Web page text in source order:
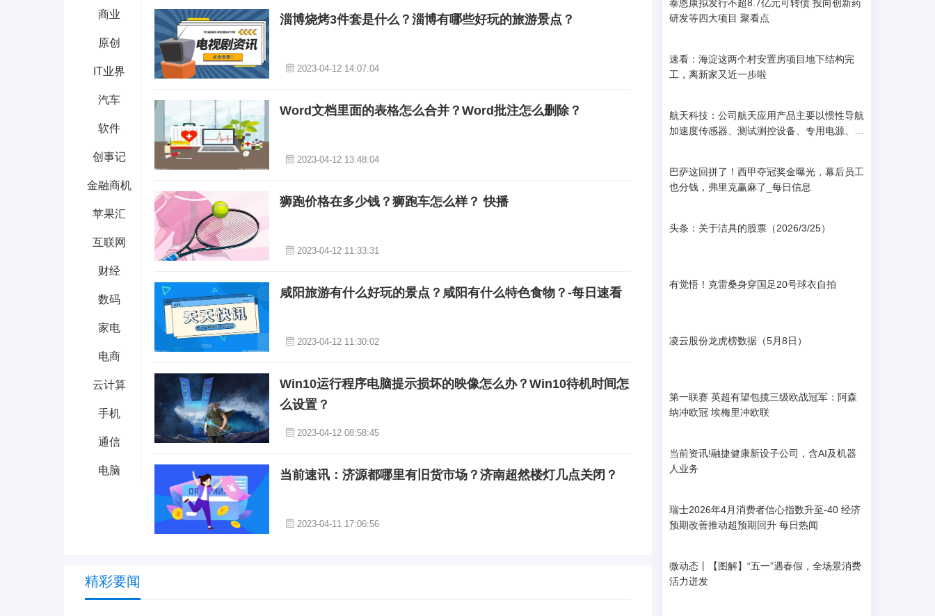
商业
原创
IT业界
汽车
软件
创事记
金融商机
苹果汇
互联网
财经
数码
家电
电商
云计算
手机
通信
电脑
淄博烧烤3件套是什么？淄博有哪些好玩的旅游景点？
2023-04-12 14:07:04
Word文档里面的表格怎么合并？Word批注怎么删除？
2023-04-12 13:48:04
狮跑价格在多少钱？狮跑车怎么样？ 快播
2023-04-12 11:33:31
咸阳旅游有什么好玩的景点？咸阳有什么特色食物？-每日速看
2023-04-12 11:30:02
Win10运行程序电脑提示损坏的映像怎么办？Win10待机时间怎
么设置？
2023-04-12 08:58:45
当前速讯：济源都哪里有旧货市场？济南超然楼灯几点关闭？
2023-04-11 17:06:56
精彩要闻
泰恩康拟发行不超8.7亿元可转债 投向创新药
研发等四大项目 聚看点
速看：海淀这两个村安置房项目地下结构完
工，离新家又近一步啦
航天科技：公司航天应用产品主要以惯性导航
加速度传感器、测试测控设备、专用电源、精
巴萨这回拼了！西甲夺冠奖金曝光，幕后员工
也分钱，弗里克赢麻了_每日信息
头条：关于洁具的股票（2026/3/25）
有觉悟！克雷桑身穿国足20号球衣自拍
凌云股份龙虎榜数据（5月8日）
第一联赛 英超有望包揽三级欧战冠军：阿森
纳冲欧冠 埃梅里冲欧联
当前资讯!融捷健康新设子公司，含AI及机器
人业务
瑞士2026年4月消费者信心指数升至-40 经济
预期改善推动超预期回升 每日热闻
微动态丨【图解】“五一”遇春假，全场景消费
活力迸发